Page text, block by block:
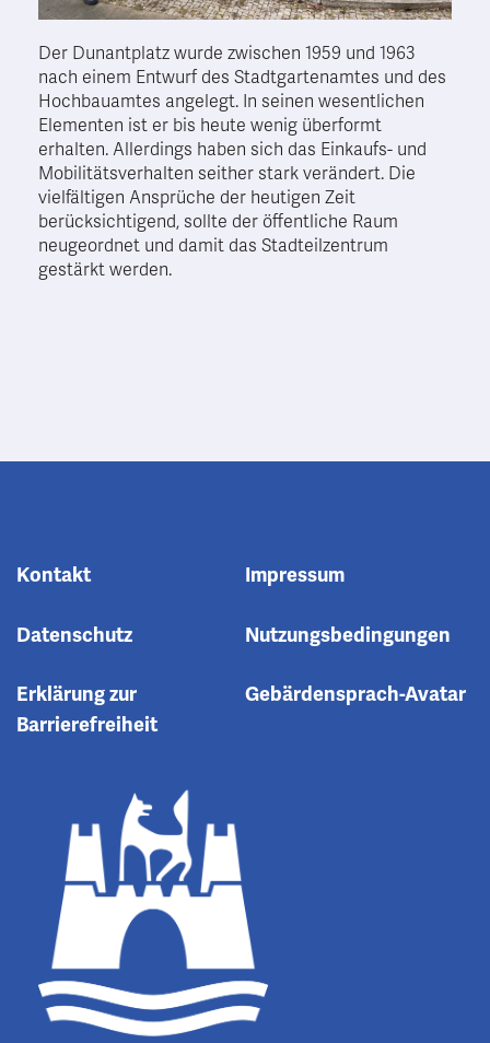
Der Dunantplatz wurde zwischen 1959 und 1963
nach einem Entwurf des Stadtgartenamtes und des
Hochbauamtes angelegt. In seinen wesentlichen
Elementen ist er bis heute wenig überformt
erhalten. Allerdings haben sich das Einkaufs- und
Mobilitätsverhalten seither stark verändert. Die
vielfältigen Ansprüche der heutigen Zeit
berücksichtigend, sollte der öffentliche Raum
neugeordnet und damit das Stadteilzentrum
gestärkt werden.
Kontakt Impressum
Datenschutz Nutzungsbedingungen
Erklärung zur
Barrierefreiheit
Gebärdensprach-Avatar